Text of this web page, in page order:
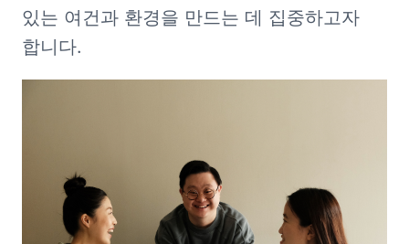
있는 여건과 환경을 만드는 데 집중하고자
합니다.